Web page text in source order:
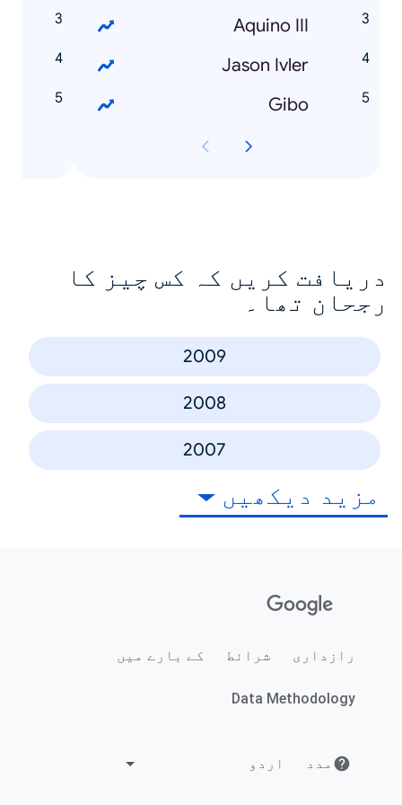
Aquino III
Jason Ivler
Gibo
دریافت کریں کہ کس چیز کا
رجحان تھا۔
2009
2008
2007
مزید دیکھیں
رازداری شرائط کے بارے میں
Data Methodology
مدد